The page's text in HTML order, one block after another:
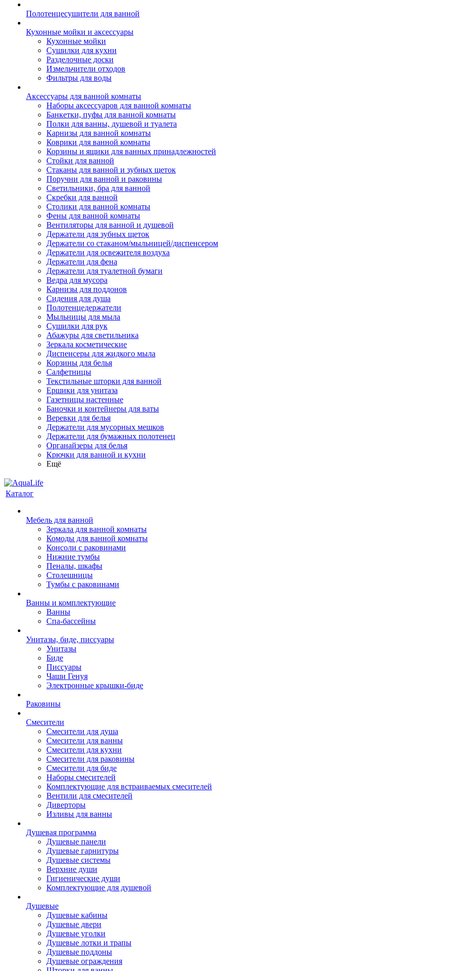
Полотенцесушители для ванной
Кухонные мойки и аксессуары
Кухонные мойки
Сушилки для кухни
Разделочные доски
Измельчители отходов
Фильтры для воды
Аксессуары для ванной комнаты
Наборы аксессуаров для ванной комнаты
Банкетки, пуфы для ванной комнаты
Полки для ванны, душевой и туалета
Карнизы для ванной комнаты
Коврики для ванной комнаты
Корзины и ящики для ванных принадлежностей
Стойки для ванной
Стаканы для ванной и зубных щеток
Поручни для ванной и раковины
Светильники, бра для ванной
Скребки для ванной
Столики для ванной комнаты
Фены для ванной комнаты
Вентиляторы для ванной и душевой
Держатели для зубных щеток
Держатели со стаканом/мыльницей/диспенсером
Держатели для освежителя воздуха
Держатели для фена
Держатели для туалетной бумаги
Ведра для мусора
Карнизы для поддонов
Сидения для душа
Полотенцедержатели
Мыльницы для мыла
Сушилки для рук
Абажуры для светильника
Зеркала косметические
Диспенсеры для жидкого мыла
Корзины для белья
Салфетницы
Текстильные шторки для ванной
Ершики для унитаза
Газетницы настенные
Баночки и контейнеры для ваты
Веревки для белья
Держатели для мусорных мешков
Держатели для бумажных полотенец
Органайзеры для белья
Крючки для ванной и кухни
Ещё
Каталог
Мебель для ванной
Зеркала для ванной комнаты
Комоды для ванной комнаты
Консоли с раковинами
Нижние тумбы
Пеналы, шкафы
Столешницы
Тумбы с раковинами
Ванны и комплектующие
Ванны
Спа-бассейны
Унитазы, биде, писсуары
Унитазы
Биде
Писсуары
Чаши Генуя
Электронные крышки-биде
Раковины
Смесители
Смесители для душа
Смесители для ванны
Смесители для кухни
Смесители для раковины
Смесители для биде
Наборы смесителей
Комплектующие для встраиваемых смесителей
Вентили для смесителей
Диверторы
Изливы для ванны
Душевая программа
Душевые панели
Душевые гарнитуры
Душевые системы
Верхние души
Гигиенические души
Комплектующие для душевой
Душевые
Душевые кабины
Душевые двери
Душевые уголки
Душевые лотки и трапы
Душевые поддоны
Душевые ограждения